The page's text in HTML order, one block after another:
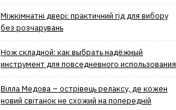
Міжкімнатні двері: практичний гід для вибору
без розчарувань
Нож складной: как выбрать надёжный
инструмент для повседневного использования
Вілла Медова – острівець релаксу, де кожен
новий світанок не схожий на попередній